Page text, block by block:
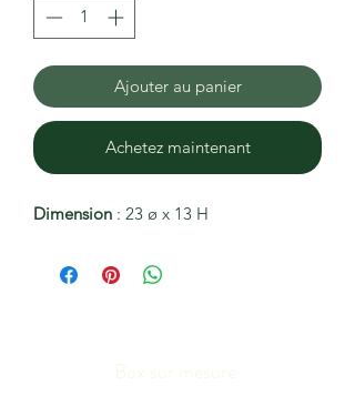
Ajouter au panier
Achetez maintenant
Dimension : 23 ø x 13 H
Box sur mesure